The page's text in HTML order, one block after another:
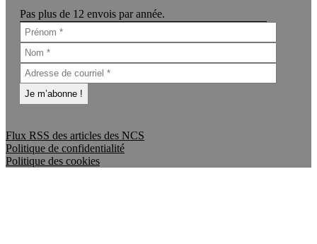
Pas plus de 12 envois par année.
Flux RSS des articles des NCS
Politique de confidentialité
Politique des cookies